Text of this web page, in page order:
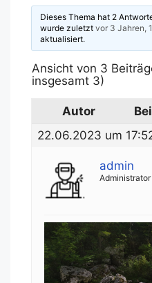
Dieses Thema hat 2
wurde zuletztvor 3 Jahren,
aktualisiert.
Ansicht von 3
insgesamt 3)
Autor
22.06.2023 um
admin
Administrator